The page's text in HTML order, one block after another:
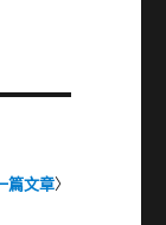
篇文章〉